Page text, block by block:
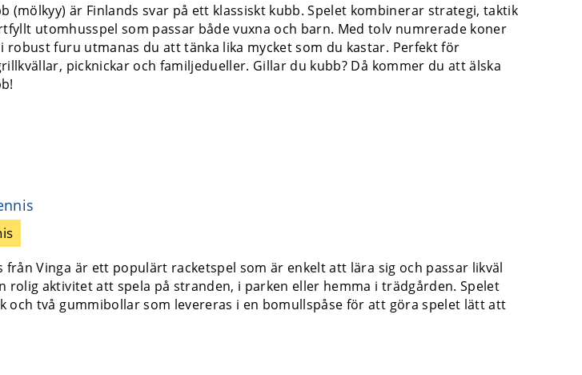
(mölkyy) är Finlands svar på ett klassiskt kubb. Spelet kombinerar strategi, taktik
utomhusspel som passar både vuxna och barn. Med tolv numrerade koner
robust furu utmanas du att tänka lika mycket som du kastar. Perfekt för
picknickar och familjedueller. Gillar du kubb? Då kommer du att älska
Vinga är ett populärt racketspel som är enkelt att lära sig och passar likväl
rolig aktivitet att spela på stranden, i parken eller hemma i trädgården. Spelet
och två gummibollar som levereras i en bomullspåse för att göra spelet lätt att